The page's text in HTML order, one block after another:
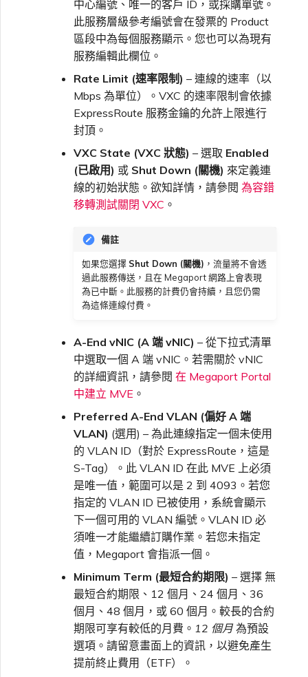
中心編號、唯一的客戶 ID，或採購單號。
此服務層級參考編號會在發票的 Product
區段中為每個服務顯示。您也可以為現有
服務編輯此欄位。
Rate Limit (速率限制) – 連線的速率（以
Mbps 為單位）。VXC 的速率限制會依據
ExpressRoute 服務金鑰的允許上限進行
封頂。
VXC State (VXC 狀態) – 選取 Enabled
(已啟用) 或 Shut Down (關機) 來定義連
線的初始狀態。欲知詳情，請參閱 為容錯
移轉測試關閉 VXC 。
備註
如果您選擇 Shut Down (關機) ，流量將不會透
過此服務傳送，且在 Megaport 網路上會表現
為已中斷。此服務的計費仍會持續，且您仍需
為這條連線付費。
A-End vNIC (A 端 vNIC) – 從下拉式清單
中選取一個 A 端 vNIC。若需關於 vNIC
的詳細資訊，請參閱 在 Megaport Portal
中建立 MVE 。
Preferred A-End VLAN (偏好 A 端
VLAN) (選用) – 為此連線指定一個未使用
的 VLAN ID（對於 ExpressRoute，這是
S-Tag）。此 VLAN ID 在此 MVE 上必須
是唯一值，範圍可以是 2 到 4093。若您
指定的 VLAN ID 已被使用，系統會顯示
下一個可用的 VLAN 編號。VLAN ID 必
須唯一才能繼續訂購作業。若您未指定
值，Megaport 會指派一個。
Minimum Term (最短合約期限) – 選擇 無
最短合約期限、12 個月、24 個月、36
個月、48 個月，或 60 個月。較長的合約
期限可享有較低的月費。 12 個月為預設
選項。請留意畫面上的資訊，以避免產生
提前終止費用（ETF）。